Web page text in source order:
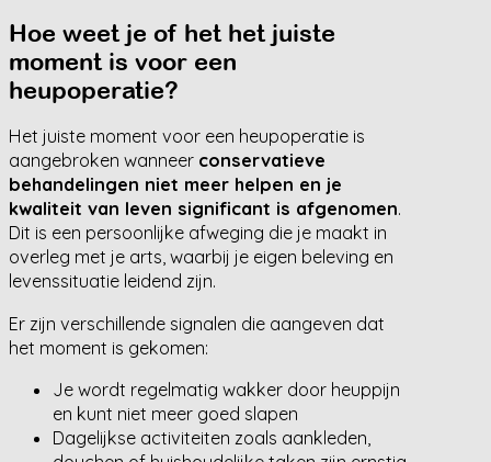
Hoe weet je of het het juiste
moment is voor een
heupoperatie?
Het juiste moment voor een heupoperatie is
aangebroken wanneer conservatieve
behandelingen niet meer helpen en je
kwaliteit van leven significant is afgenomen.
Dit is een persoonlijke afweging die je maakt in
overleg met je arts, waarbij je eigen beleving en
levenssituatie leidend zijn.
Er zijn verschillende signalen die aangeven dat
het moment is gekomen:
Je wordt regelmatig wakker door heuppijn
en kunt niet meer goed slapen
Dagelijkse activiteiten zoals aankleden,